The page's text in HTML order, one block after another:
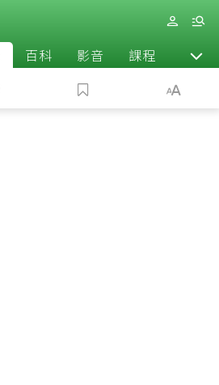
百科 影音 課程 退休